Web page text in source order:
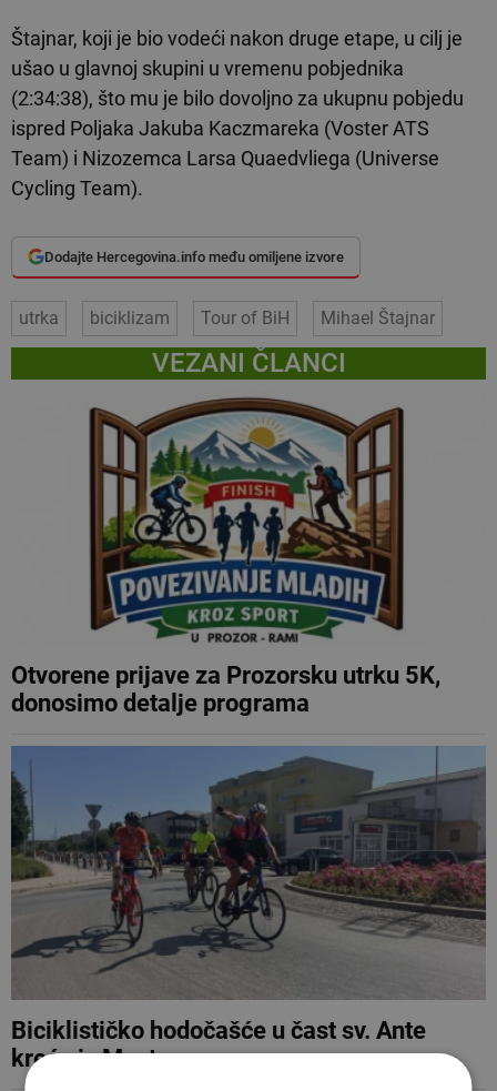
Štajnar, koji je bio vodeći nakon druge etape, u cilj je
ušao u glavnoj skupini u vremenu pobjednika
(2:34:38), što mu je bilo dovoljno za ukupnu pobjedu
ispred Poljaka Jakuba Kaczmareka (Voster ATS
Team) i Nizozemca Larsa Quaedvliega (Universe
Cycling Team).
Dodajte Hercegovina.info među omiljene izvore
utrka biciklizam Tour of BiH Mihael Štajnar
VEZANI ČLANCI
Otvorene prijave za Prozorsku utrku 5K,
donosimo detalje programa
Biciklističko hodočašće u čast sv. Ante
kreće iz Mostara